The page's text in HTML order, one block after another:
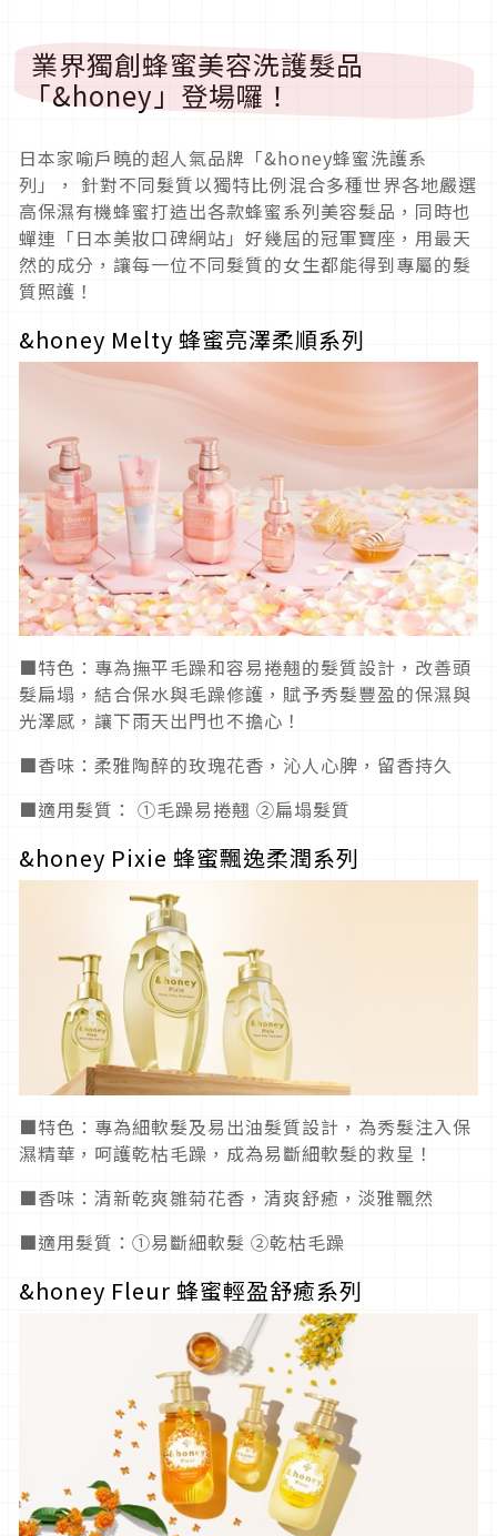
業界獨創蜂蜜美容洗護髮品
「&honey」登場囉！
日本家喻戶曉的超人氣品牌「&honey蜂蜜洗護系
列」， 針對不同髮質以獨特比例混合多種世界各地嚴選
高保濕有機蜂蜜打造出各款蜂蜜系列美容髮品，同時也
蟬連「日本美妝口碑網站」好幾屆的冠軍寶座，用最天
然的成分，讓每一位不同髮質的女生都能得到專屬的髮
質照護！
&honey Melty 蜂蜜亮澤柔順系列
■特色：專為撫平毛躁和容易捲翹的髮質設計，改善頭
髮扁塌，結合保水與毛躁修護，賦予秀髮豐盈的保濕與
光澤感，讓下雨天出門也不擔心！
■香味：柔雅陶醉的玫瑰花香，沁人心脾，留香持久
■適用髮質： ①毛躁易捲翹 ②扁塌髮質
&honey Pixie 蜂蜜飄逸柔潤系列
■特色：專為細軟髮及易出油髮質設計，為秀髮注入保
濕精華，呵護乾枯毛躁，成為易斷細軟髮的救星！
■香味：清新乾爽雛菊花香，清爽舒癒，淡雅飄然
■適用髮質：①易斷細軟髮 ②乾枯毛躁
&honey Fleur 蜂蜜輕盈舒癒系列